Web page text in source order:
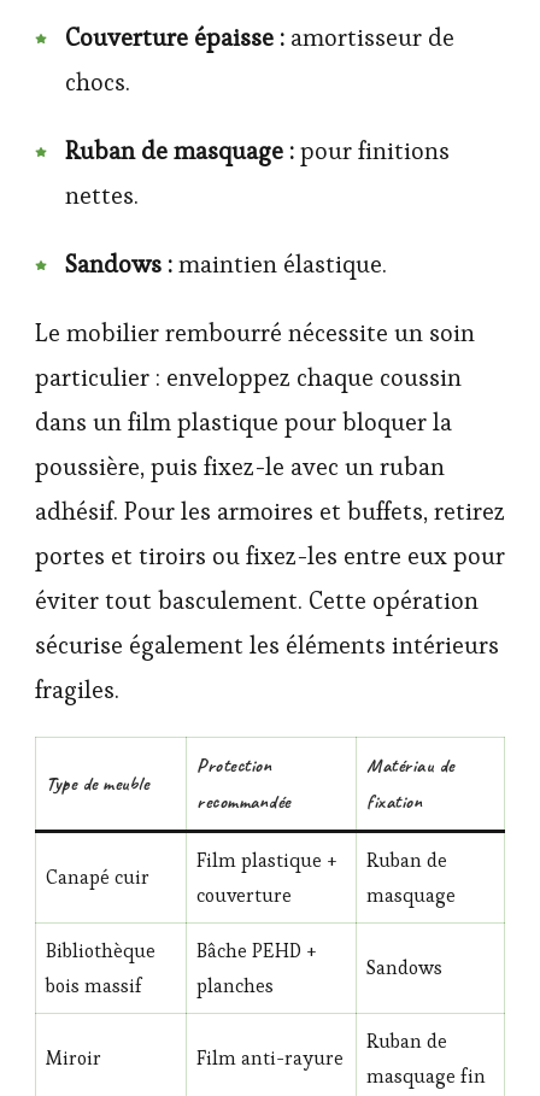
Couverture épaisse : amortisseur de
chocs.
Ruban de masquage :pour finitions
nettes.
Sandows :maintien élastique.
Le mobilier rembourré nécessite un soin
particulier : enveloppez chaque coussin
dans un film plastique pour bloquer la
poussière, puis fixez-le avec un ruban
adhésif. Pour les armoires et buffets, retirez
portes et tiroirs ou fixez-les entre eux pour
éviter tout basculement. Cette opération
sécurise également les éléments intérieurs
fragiles.
Type de meuble
Protection
recommandée
Matériau de
fixation
Canapé cuir
Film plastique +
couverture
Ruban de
masquage
Bibliothèque
bois massif
Bâche PEHD +
planches
Sandows
Miroir Film anti-rayure
Ruban de
masquage fin